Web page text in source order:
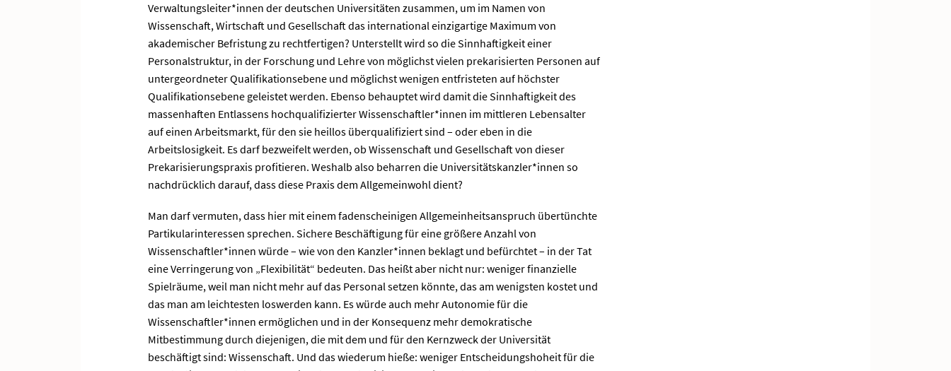
Verwaltungsleiter*innen der deutschen Universitäten zusammen, um im Namen von
Wissenschaft, Wirtschaft und Gesellschaft das international einzigartige Maximum von
akademischer Befristung zu rechtfertigen? Unterstellt wird so die Sinnhaftigkeit einer
Personalstruktur, in der Forschung und Lehre von möglichst vielen prekarisierten Personen auf
untergeordneter Qualifikationsebene und möglichst wenigen entfristeten auf höchster
Qualifikationsebene geleistet werden. Ebenso behauptet wird damit die Sinnhaftigkeit des
massenhaften Entlassens hochqualifizierter Wissenschaftler*innen im mittleren Lebensalter
auf einen Arbeitsmarkt, für den sie heillos überqualifiziert sind – oder eben in die
Arbeitslosigkeit. Es darf bezweifelt werden, ob Wissenschaft und Gesellschaft von dieser
Prekarisierungspraxis profitieren. Weshalb also beharren die Universitätskanzler*innen so
nachdrücklich darauf, dass diese Praxis dem Allgemeinwohl dient?
Man darf vermuten, dass hier mit einem fadenscheinigen Allgemeinheitsanspruch übertünchte
Partikularinteressen sprechen. Sichere Beschäftigung für eine größere Anzahl von
Wissenschaftler*innen würde – wie von den Kanzler*innen beklagt und befürchtet – in der Tat
eine Verringerung von „Flexibilität“ bedeuten. Das heißt aber nicht nur: weniger finanzielle
Spielräume, weil man nicht mehr auf das Personal setzen könnte, das am wenigsten kostet und
das man am leichtesten loswerden kann. Es würde auch mehr Autonomie für die
Wissenschaftler*innen ermöglichen und in der Konsequenz mehr demokratische
Mitbestimmung durch diejenigen, die mit dem und für den Kernzweck der Universität
beschäftigt sind: Wissenschaft. Und das wiederum hieße: weniger Entscheidungshoheit für die